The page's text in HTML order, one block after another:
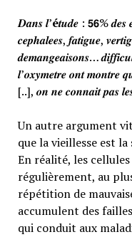
𝑫𝒂𝒏𝒔 𝒍’é𝒕𝒖𝒅𝒆 : 𝟱𝟲% 𝒅𝒆𝒔
𝒄𝒆𝒑𝒉𝒂𝒍𝒆𝒆𝒔, 𝒇𝒂𝒕𝒊𝒈𝒖𝒆,
𝒅𝒆𝒎𝒂𝒏𝒈𝒆𝒂𝒊𝒔𝒐𝒏𝒔…
𝒍’𝒐𝒙𝒚𝒎𝒆𝒕𝒓𝒆 𝒐𝒏𝒕 𝒎𝒐𝒏𝒕𝒓𝒆
[..], 𝒐𝒏 𝒏𝒆 𝒄𝒐𝒏𝒏𝒂𝒊𝒕 𝒑𝒂𝒔
Un autre argument
que la vieillesse est
En réalité, les
régulièrement, au
répétition de
accumulent des
qui conduit aux